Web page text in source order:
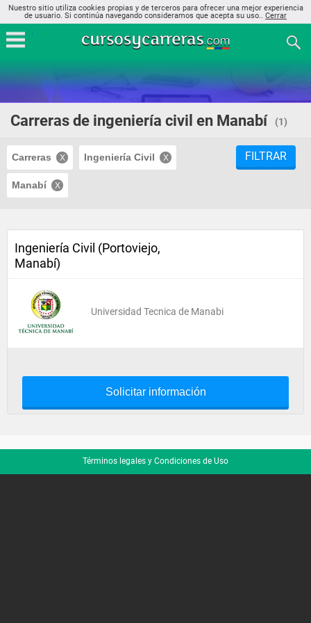
Nuestro sitio utiliza cookies propias y de terceros para ofrecer una mejor experiencia
de usuario. Si continúa navegando consideramos que acepta su uso.. Cerrar
Carreras de ingeniería civil en Manabí (1)
Carreras Ingeniería Civil
Manabí
FILTRAR
Ingeniería Civil (Portoviejo,
Manabí)
Universidad Tecnica de Manabi
Solicitar información
Términos legales y Condiciones de Uso